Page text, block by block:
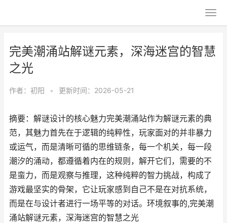
完美潮涌站解谜元素，深海迷宫的智慧
之光
作者： 初阳 • 更新时间：2026-05-21
摘要：解谜设计的核心魅力完美潮涌站作为解谜元素的典
范，其魅力首先在于逻辑的纯粹性，玩家面对的并非暴力
或运气，而是清晰可循的思维链条，每一个机关，每一段
潮汐的涌动，都遵循着内在的规则，解开它们，需要的不
是蛮力，而是观察与推理，这种纯粹的智力挑战，构成了
游戏最坚实的骨架，它让玩家感到自己不是在对抗系统，
而是在与设计者进行一场平等的对话。环境叙事的,完美潮
涌站解谜元素，深海迷宫的智慧之光